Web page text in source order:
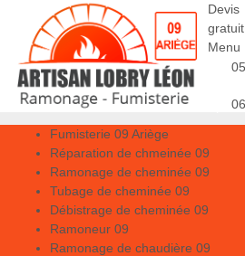
Devis
gratuit
Menu
Fumisterie 09 Ariège
Réparation de chmeinée 09
Ramonage de cheminée 09
Tubage de cheminée 09
Débistrage de cheminée 09
Ramoneur 09
Ramonage de chaudière 09